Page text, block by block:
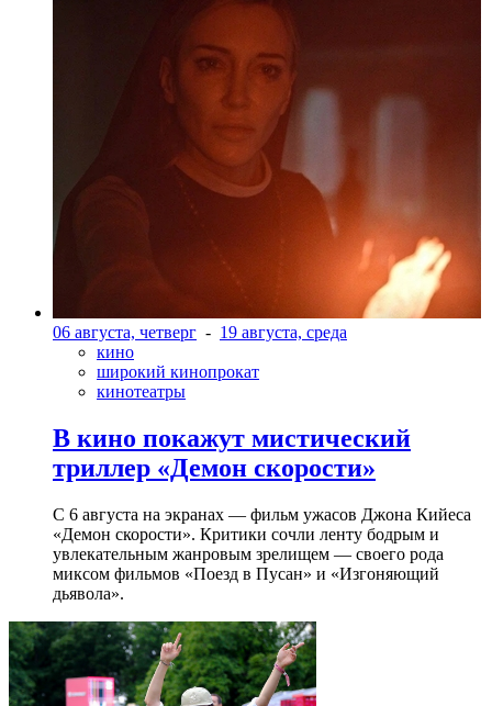
06 августа, четверг - 19 августа, среда
кино
широкий кинопрокат
кинотеатры
В кино покажут мистический
триллер «Демон скорости»
С 6 августа на экранах — фильм ужасов Джона Кийеса
«Демон скорости». Критики сочли ленту бодрым и
увлекательным жанровым зрелищeм — своего рода
миксом фильмов «Поезд в Пусан» и «Изгоняющий
дьявола».